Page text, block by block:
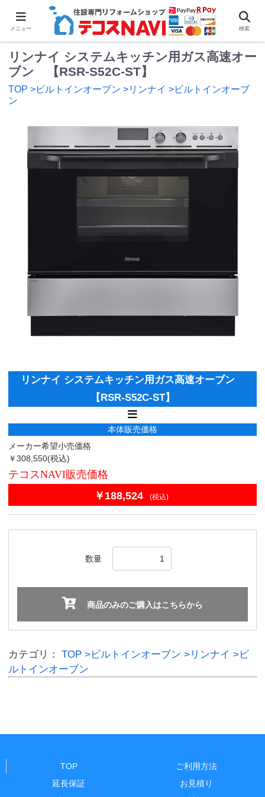
リンナイ システムキッチン用ガス高速オー
ブン 【RSR-S52C-ST】
TOP >ビルトインオーブン >リンナイ >ビルトインオーブ
ン
リンナイ システムキッチン用ガス高速オーブン
【RSR-S52C-ST】
本体販売価格
メーカー希望小売価格
￥308,550(税込)
テコスNAVI販売価格
￥188,524
(税込)
数量
商品のみのご購入はこちらから
カテゴリ： TOP >ビルトインオーブン >リンナイ >ビ
ルトインオーブン
TOP
ご利用方法
延長保証
お見積り
メニュー 検索